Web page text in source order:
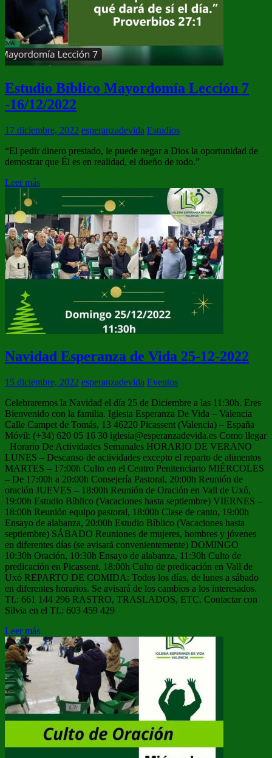
Estudio Bíblico Mayordomía Lección 7
-16/12/2022
17 diciembre, 2022 esperanzadevida Estudios
“El pedir dinero prestado, le puede negar a Dios la oportunidad de
demostrar que Él es en realidad, el dueño de todo.”
Leer más
Navidad Esperanza de Vida 25-12-2022
15 diciembre, 2022 esperanzadevida Eventos
Celebraremos la Navidad el día 25 de Diciembre a las 11:30h. Eres
Bienvenido con la familia. Iglesia Esperanza De Vida – Valencia
Calle Campet de Tomás, 13 46220 Picassent (Valencia) – España
Móvil: (+34) 620 05 16 30 iglesia@esperanzadevida.es Como llegar
Horario De Actividades Semanales HORARIO DE VERANO
LUNES – Descanso de actividades excepto el reparto de alimentos
MARTES – 17:00h Culto en el Centro Penitenciario MIÉRCOLES
– De 17:00h a 20:00h Consejería Pastoral, 20:00h Reunión de
oración JUEVES – 18:00h Reunión de Oración en Vall de Uxó,
19:00h Estudio Bíblico (Vacaciones hasta septiembre) VIERNES –
18:00h Reunión equipo pastoral, 18:00h Clase de canto, 19:00h
Ensayo de alabanza, 20:00h Estudio Bíblico (Vacaciones hasta
septiembre) SÁBADO Reuniones de mujeres, hombres y jóvenes
en diferentes días (se avisará convenientemente) DOMINGO
10:30h Oración, 10:30h Ensayo de alabanza, 11:30h Culto de
predicación en Picassent, 18:00h Culto de predicación en Vall de
Uxó REPARTO DE COMIDA: Todos los días, de lunes a sábado
en diferentes horarios. Se avisará de los cambios a los interesados.
Tf.: 661 144 296 RASTRO, TRASLADOS, ETC. Contactar con
Silvia en el Tf.: 603 459 429
Leer más